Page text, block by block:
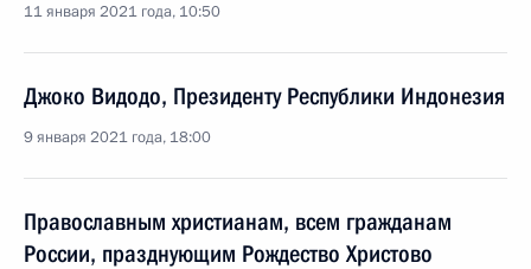
11 января 2021 года, 10:50
Джоко Видодо, Президенту Республики Индонезия
9 января 2021 года, 18:00
Православным христианам, всем гражданам
России, празднующим Рождество Христово